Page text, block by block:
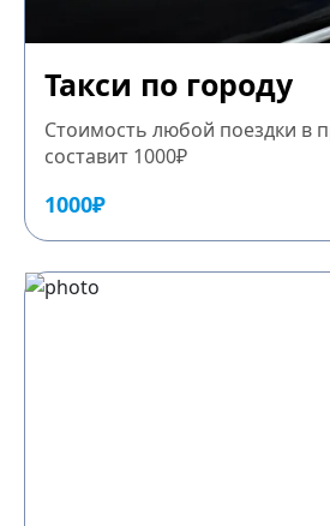
Такси по городу
Стоимость любой поездки в
составит 1000₽
1000₽